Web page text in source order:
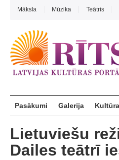
Māksla Mūzika Teātris
Pasākumi Galerija
Lietuviešu
Dailes teātrī